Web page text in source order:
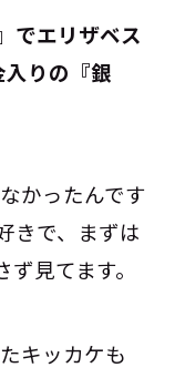
でエリザベス
りの『銀
かったんです
きで、まずは
見てます。
キッカケも